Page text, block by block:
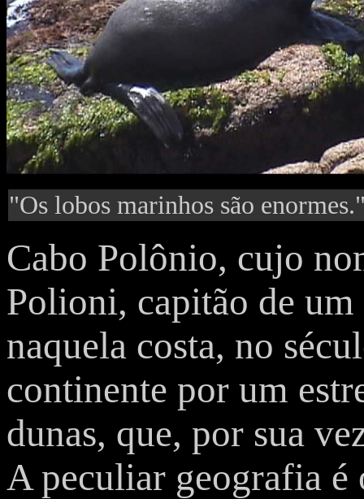
"Os lobos marinhos são
Cabo Polônio, cujo
Polioni, capitão de
naquela costa, no
continente por um
dunas, que, por sua
A peculiar geografia é